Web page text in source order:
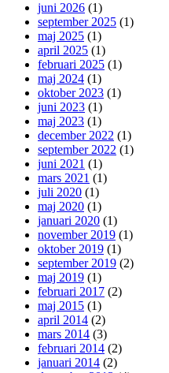
juni 2026 (1)
september 2025 (1)
maj 2025 (1)
april 2025 (1)
februari 2025 (1)
maj 2024 (1)
oktober 2023 (1)
juni 2023 (1)
maj 2023 (1)
december 2022 (1)
september 2022 (1)
juni 2021 (1)
mars 2021 (1)
juli 2020 (1)
maj 2020 (1)
januari 2020 (1)
november 2019 (1)
oktober 2019 (1)
september 2019 (2)
maj 2019 (1)
februari 2017 (2)
maj 2015 (1)
april 2014 (2)
mars 2014 (3)
februari 2014 (2)
januari 2014 (2)